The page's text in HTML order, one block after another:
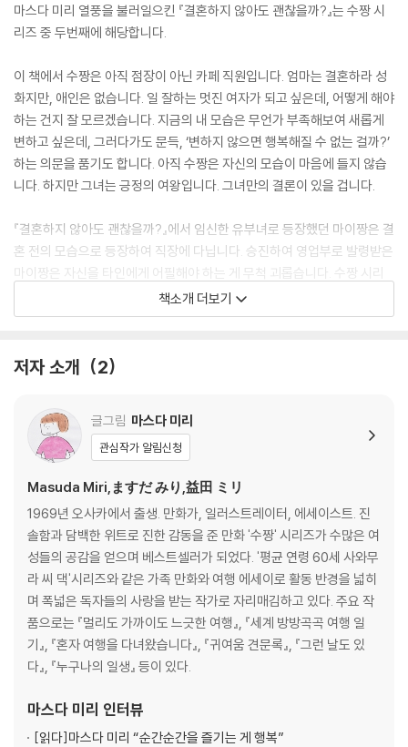
마스다 미리 열풍을 불러일으킨 『결혼하지 않아도 괜찮을까?』는 수짱 시
리즈 중 두번째에 해당합니다.
이 책에서 수짱은 아직 점장이 아닌 카페 직원입니다. 엄마는 결혼하라 성
화지만, 애인은 없습니다. 일 잘하는 멋진 여자가 되고 싶은데, 어떻게 해야
하는 건지 잘 모르겠습니다. 지금의 내 모습은 무언가 부족해보여 새롭게
변하고 싶은데, 그러다가도 문득, ‘변하지 않으면 행복해질 수 없는 걸까?’
하는 의문을 품기도 합니다. 아직 수짱은 자신의 모습이 마음에 들지 않습
니다. 하지만 그녀는 긍정의 여왕입니다. 그녀만의 결론이 있을 겁니다.
『결혼하지 않아도 괜찮을까?』에서 임신한 유부녀로 등장했던 마이짱은 결
혼 전의 모습으로 등장하여 직장에 다닙니다. 승진하여 영업부로 발령받은
마이짱은 자신을 타인에게 어필해야 하는 게 무척 괴롭습니다. 수짱 시리
즈 제 1호답게 직장에 다니는 수짱과 마이짱의 한마디 한마디가 가슴에 콕
박힙니다. 참, 수짱은 카페에서 함께 일하는 나카다 매니저가 신경 쓰이고
책소개 더보기
저자 소개 2
글그림 마스다 미리
관심작가 알림신청
Masuda Miri,ますだ みり,益田 ミリ
1969년 오사카에서 출생. 만화가, 일러스트레이터, 에세이스트. 진
솔함과 담백한 위트로 진한 감동을 준 만화 '수짱' 시리즈가 수많은 여
성들의 공감을 얻으며 베스트셀러가 되었다. '평균 연령 60세 사와무
라 씨 댁'시리즈와 같은 가족 만화와 여행 에세이로 활동 반경을 넓히
며 폭넓은 독자들의 사랑을 받는 작가로 자리매김하고 있다. 주요 작
품으로는 『멀리도 가까이도 느긋한 여행』, 『세계 방방곡곡 여행 일
기』, 『혼자 여행을 다녀왔습니다』, 『귀여움 견문록』, 『그런 날도 있
다』, 『누구나의 일생』 등이 있다.
마스다 미리 인터뷰
[읽다]마스다 미리 “순간순간을 즐기는 게 행복”